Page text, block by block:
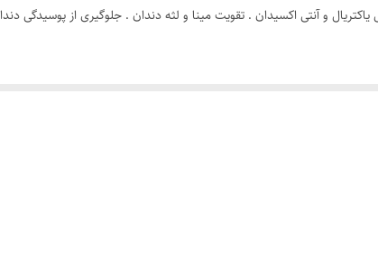
و آنتی اکسیدان . تقویت مینا و لثه دندان . جلوگیری از پوسیدگی
میخک، عصاره برگ درخت چای، عصاره ریشه گل صابونی، عصاره هل سبز،